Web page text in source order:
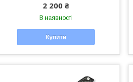
2 200 ₴
В наявності
Купити